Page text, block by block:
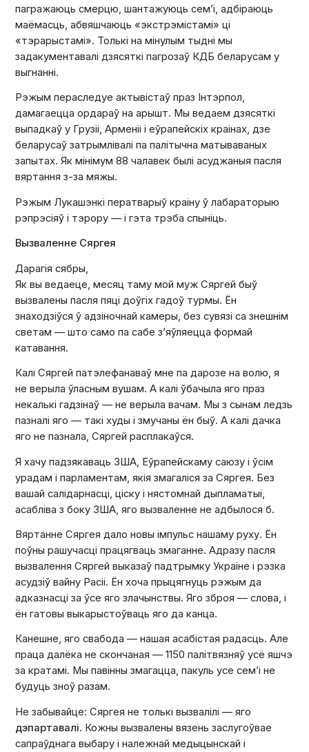
пагражаюць смерцю, шантажуюць сем’і, адбіраюць
маёмасць, абвяшчаюць «экстрэмістамі» ці
«тэрарыстамі». Толькі на мінулым тыдні мы
задакументавалі дзясяткі пагрозаў КДБ беларусам у
выгнанні.
Рэжым пераследуе актывістаў праз Інтэрпол,
дамагаецца ордараў на арышт. Мы ведаем дзясяткі
выпадкаў у Грузіі, Арменіі і еўрапейскіх краінах, дзе
беларусаў затрымлівалі па палітычна матываваных
запытах. Як мінімум 88 чалавек былі асуджаныя пасля
вяртання з-за мяжы.
Рэжым Лукашэнкі ператварыў краіну ў лабараторыю
рэпрэсіяў і тэрору — і гэта трэба спыніць.
Вызваленне Сяргея
Дарагія сябры,
Як вы ведаеце, месяц таму мой муж Сяргей быў
вызвалены пасля пяці доўгіх гадоў турмы. Ён
знаходзіўся ў адзіночнай камеры, без сувязі са знешнім
светам — што само па сабе з’яўляецца формай
катавання.
Калі Сяргей патэлефанаваў мне па дарозе на волю, я
не верыла ўласным вушам. А калі ўбачыла яго праз
некалькі гадзінаў — не верыла вачам. Мы з сынам ледзь
пазналі яго — такі худы і змучаны ён быў. А калі дачка
яго не пазнала, Сяргей расплакаўся.
Я хачу падзякаваць ЗША, Еўрапейскаму саюзу і ўсім
урадам і парламентам, якія змагаліся за Сяргея. Без
вашай салідарнасці, ціску і нястомнай дыпламатыі,
асабліва з боку ЗША, яго вызваленне не адбылося б.
Вяртанне Сяргея дало новы імпульс нашаму руху. Ён
поўны рашучасці працягваць змаганне. Адразу пасля
вызвалення Сяргей выказаў падтрымку Украіне і рэзка
асудзіў вайну Расіі. Ён хоча прыцягнуць рэжым да
адказнасці за ўсе яго злачынствы. Яго зброя — слова, і
ён гатовы выкарыстоўваць яго да канца.
Канешне, яго свабода — нашая асабістая радасць. Але
праца далёка не скончаная — 1150 палітвязняў усё яшчэ
за кратамі. Мы павінны змагацца, пакуль усе сем’і не
будуць зноў разам.
Не забывайце: Сяргея не толькі вызвалілі — яго
дэпартавалі. Кожны вызвалены вязень заслугоўвае
сапраўднага выбару і належнай медыцынскай і